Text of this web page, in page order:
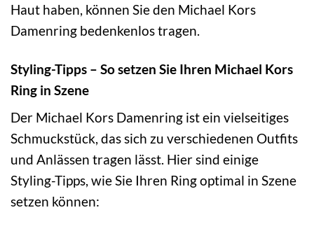
Haut haben, können Sie den Michael Kors
Damenring bedenkenlos tragen.
Styling-Tipps – So setzen Sie Ihren Michael Kors
Ring in Szene
Der Michael Kors Damenring ist ein vielseitiges
Schmuckstück, das sich zu verschiedenen Outfits
und Anlässen tragen lässt. Hier sind einige
Styling-Tipps, wie Sie Ihren Ring optimal in Szene
setzen können: